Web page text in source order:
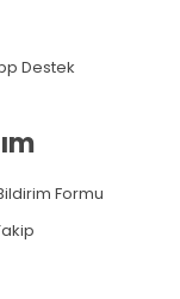
Destek
Formu